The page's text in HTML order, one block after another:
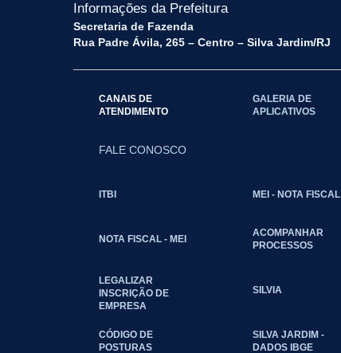
Informações da Prefeitura
Secretaria de Fazenda
Rua Padre Ávila, 265 – Centro – Silva Jardim/RJ
CANAIS DE
ATENDIMENTO
FALE CONOSCO
GALERIA DE
APLICATIVOS
ITBI MEI - NOTA FISCAL
NOTA FISCAL - MEI
ACOMPANHAR
PROCESSOS
LEGALIZAR
INSCRIÇÃO DE
EMPRESA
SILVIA
CÓDIGO DE
POSTURAS
SILVA JARDIM -
DADOS IBGE